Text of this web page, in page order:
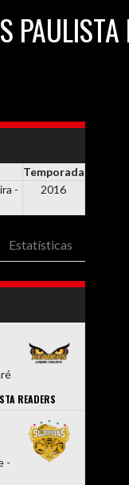
PAULISTA
Temporada
-
2016
Estatísticas
READERS
-